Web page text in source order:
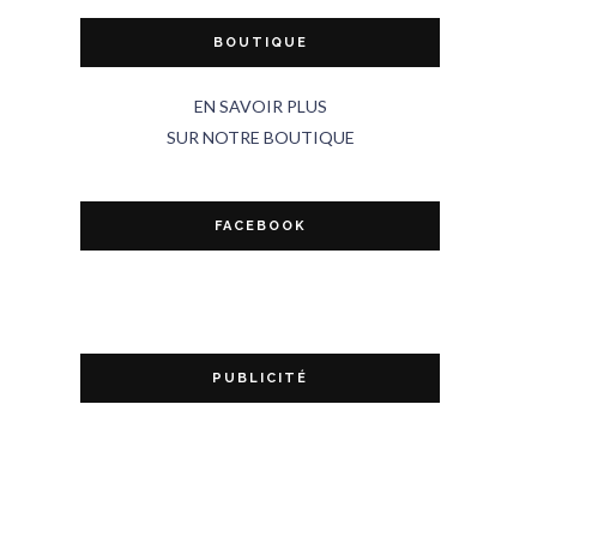
BOUTIQUE
EN SAVOIR PLUS
SUR NOTRE BOUTIQUE
FACEBOOK
PUBLICITÉ